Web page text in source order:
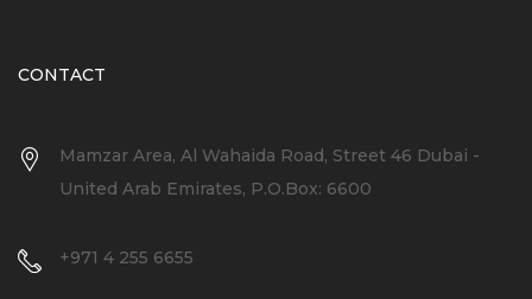
CONTACT
Mamzar Area, Al Wahaida Road, Street 46 Dubai -
United Arab Emirates, P.O.Box: 6600
+971 4 255 6655